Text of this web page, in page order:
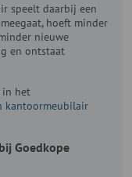
speelt daarbij een
hoeft minder
nieuwe
en ontstaat
in het
kantoormeubilair
Goedkope